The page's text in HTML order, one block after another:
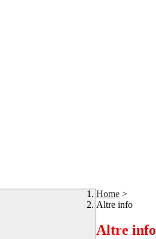
Home >
Altre info
Altre info